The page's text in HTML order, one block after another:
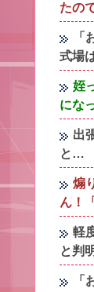
たの
式場
姪
にな
出
と…
煽
ん！
軽
と判